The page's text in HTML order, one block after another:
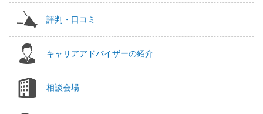
評判・口コミ
キャリアアドバイザーの紹介
相談会場